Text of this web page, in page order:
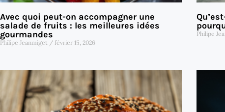
Avec quoi peut-on accompagner une
salade de fruits : les meilleures idées
gourmandes
Philipe Jeanmiget février 15, 2026
Philipe